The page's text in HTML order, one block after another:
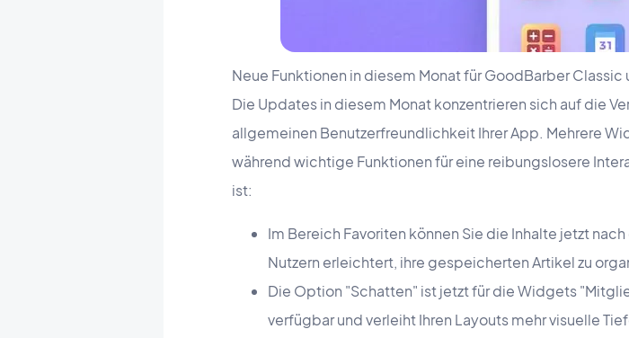
Neue Funktionen in diesem Monat für GoodBarber
Die Updates in diesem Monat konzentrieren sich auf die
allgemeinen Benutzerfreundlichkeit Ihrer App. Mehrere
während wichtige Funktionen für eine reibungslosere
ist:
Im Bereich Favoriten können Sie die Inhalte jetzt
Nutzern erleichtert, ihre gespeicherten Artikel zu
Die Option "Schatten" ist jetzt für die Widgets
verfügbar und verleiht Ihren Layouts mehr visuelle